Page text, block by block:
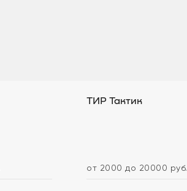
ТИР Тактик
от 2000 до 20000 руб.